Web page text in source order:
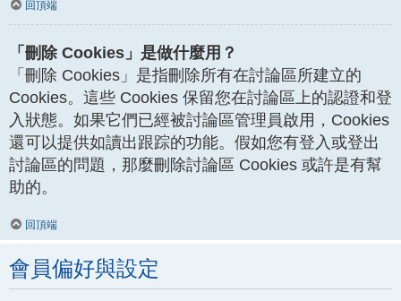
回頂端
「刪除 Cookies」是做什麼用？
「刪除 Cookies」是指刪除所有在討論區所建立的
Cookies。這些 Cookies 保留您在討論區上的認證和登
入狀態。如果它們已經被討論區管理員啟用，Cookies
還可以提供如讀出跟踪的功能。假如您有登入或登出
討論區的問題，那麼刪除討論區 Cookies 或許是有幫
助的。
回頂端
會員偏好與設定